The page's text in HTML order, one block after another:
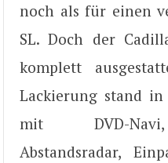
noch als für einen
SL. Doch der
komplett
Lackierung stand
mit DVD-Navi,
Abstandsradar,